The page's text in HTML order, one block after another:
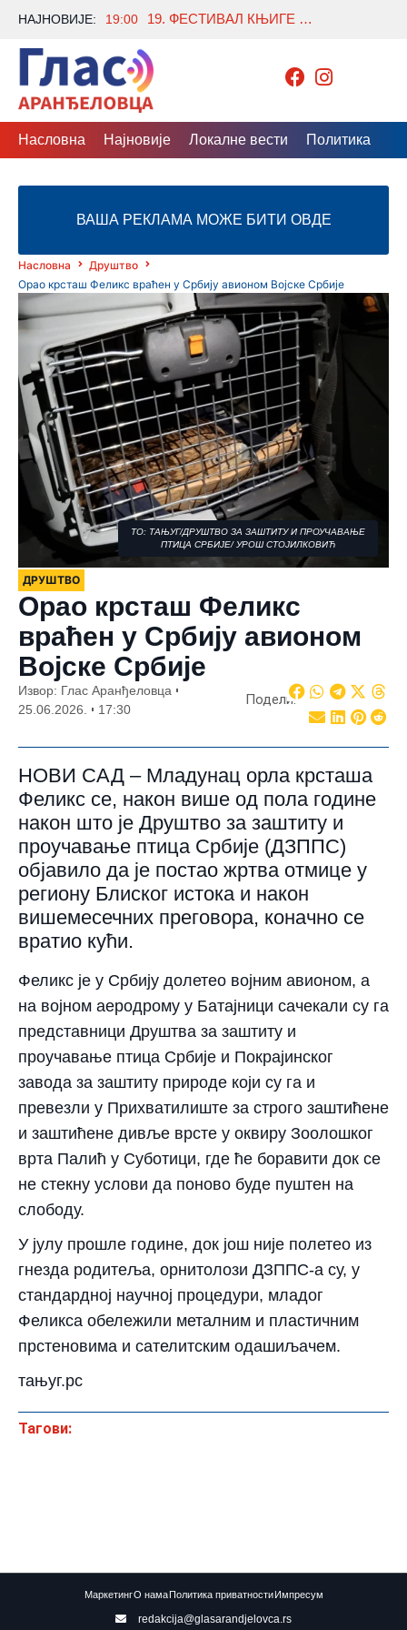
НАЈНОВИЈЕ: 19:00 19. ФЕСТИВАЛ КЊИГЕ 14. И 15. АВГУСТА У ПАРКУ БУКОВИЧКЕ БАЊЕ
Насловна Најновије Локалне вести Политика
ВАША РЕКЛАМА МОЖЕ БИТИ ОВДЕ
Насловна
Друштво
Орао крсташ Феликс враћен у Србију авионом Војске Србије
ТО: ТАЊУГ/ДРУШТВО ЗА ЗАШТИТУ И ПРОУЧАВАЊЕ
ПТИЦА СРБИЈЕ/ УРОШ СТОЈИЛКОВИЋ
ДРУШТВО
Орао крсташ Феликс
враћен у Србију авионом
Војске Србије
Извор: Глас Аранђеловца
25.06.2026.
17:30
Подели:
НОВИ САД – Младунац орла крсташа
Феликс се, након више од пола године
након што је Друштво за заштиту и
проучавање птица Србије (ДЗППС)
објавило да је постао жртва отмице у
региону Блиског истока и након
вишемесечних преговора, коначно се
вратио кући.
Феликс је у Србију долетео војним авионом, а
на војном аеродрому у Батајници сачекали су га
представници Друштва за заштиту и
проучавање птица Србије и Покрајинског
завода за заштиту природе који су га и
превезли у Прихватилиште за строго заштићене
и заштићене дивље врсте у оквиру Зоолошког
врта Палић у Суботици, где ће боравити док се
не стекну услови да поново буде пуштен на
слободу.
У јулу прошле године, док још није полетео из
гнезда родитеља, орнитолози ДЗППС-а су, у
стандардној научној процедури, младог
Феликса обележили металним и пластичним
прстеновима и сателитским одашиљачем.
тањуг.рс
Тагови:
МаркетингО намаПолитика приватности Импресум
redakcija@glasarandjelovca.rs